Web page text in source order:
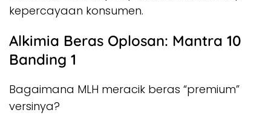
kepercayaan konsumen.
Alkimia Beras Oplosan: Mantra 10
Banding 1
Bagaimana MLH meracik beras “premium”
versinya?